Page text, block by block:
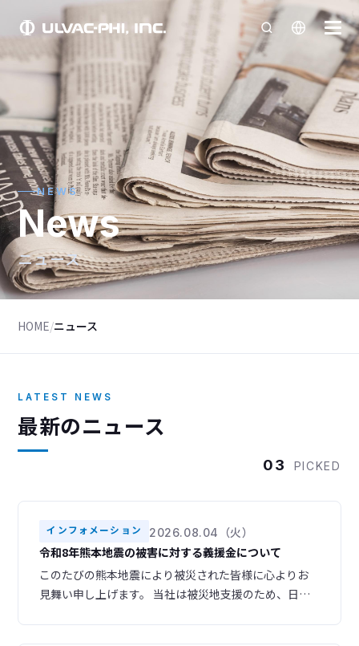
NEWS
News
ニュース
HOME/ニュース
LATEST NEWS
最新のニュース
03 PICKED
インフォメーション 2026.08.04（火）
令和8年熊本地震の被害に対する義援金について
このたびの熊本地震により被災された皆様に心よりお
見舞い申し上げます。 当社は被災地支援のため、日本